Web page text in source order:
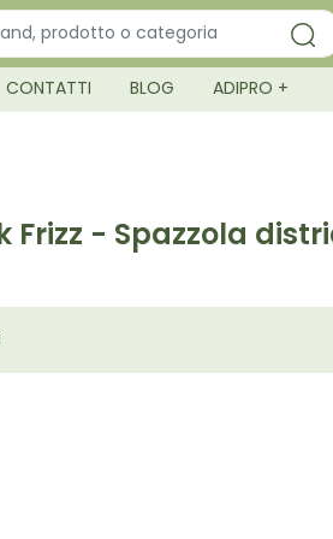
CONTATTI BLOG ADIPRO +
Frizz - Spazzola